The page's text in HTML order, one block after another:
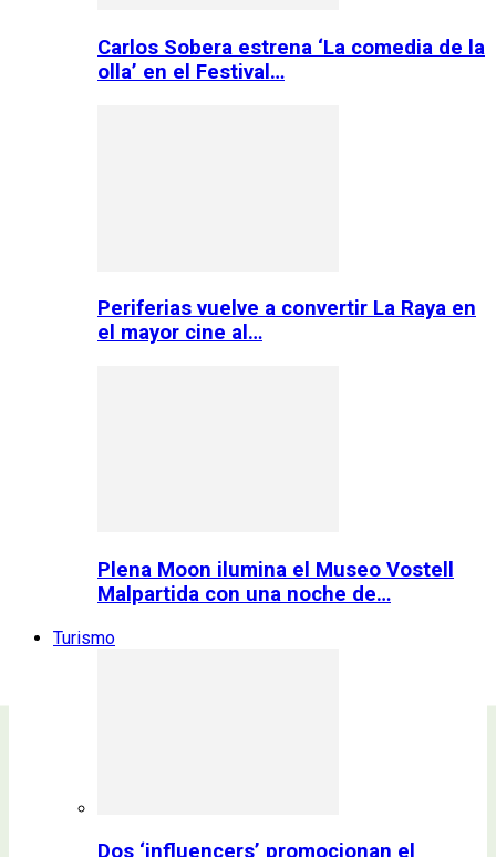
Carlos Sobera estrena ‘La comedia de la
olla’ en el Festival…
Periferias vuelve a convertir La Raya en
el mayor cine al…
Plena Moon ilumina el Museo Vostell
Malpartida con una noche de…
Turismo
Dos ‘influencers’ promocionan el